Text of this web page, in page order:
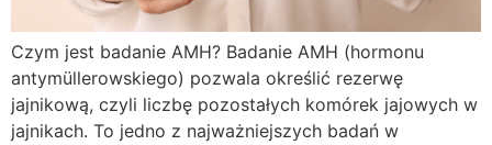
Czym jest badanie AMH? Badanie AMH (hormonu
antymüllerowskiego) pozwala określić rezerwę
jajnikową, czyli liczbę pozostałych komórek jajowych w
jajnikach. To jedno z najważniejszych badań w